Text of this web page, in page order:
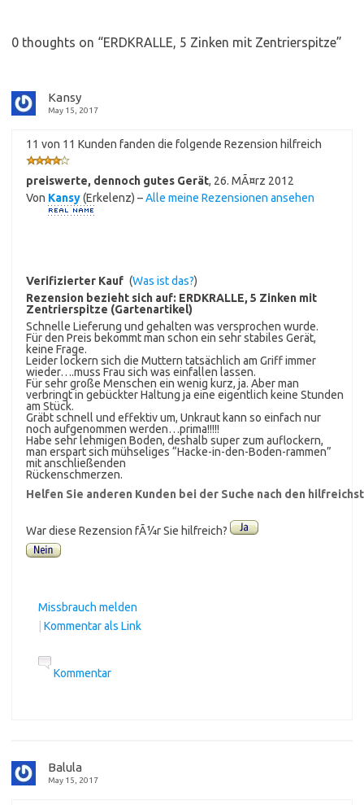
0 thoughts on “ERDKRALLE, 5 Zinken mit Zentrierspitze”
Kansy
May 15, 2017
11 von 11 Kunden fanden die folgende Rezension hilfreich
preiswerte, dennoch gutes Gerät, 26. MÃ¤rz 2012
Von Kansy(Erkelenz) –Alle meine Rezensionen ansehen
Verifizierter Kauf (Was ist das?)
Rezension bezieht sich auf: ERDKRALLE, 5 Zinken mit
Zentrierspitze (Gartenartikel)
Schnelle Lieferung und gehalten was versprochen wurde.
Für den Preis bekommt man schon ein sehr stabiles Gerät,
keine Frage.
Leider lockern sich die Muttern tatsächlich am Griff immer
wieder….muss Frau sich was einfallen lassen.
Für sehr große Menschen ein wenig kurz, ja. Aber man
verbringt in gebückter Haltung ja eine eigentlich keine Stunden
am Stück.
Gräbt schnell und effektiv um, Unkraut kann so einfach nur
noch aufgenommen werden…prima!!!!!
Habe sehr lehmigen Boden, deshalb super zum auflockern,
man erspart sich mühseliges “Hacke-in-den-Boden-rammen”
mit anschließenden
Rückenschmerzen.
Helfen Sie anderen Kunden bei der Suche nach den
War diese Rezension fÃ¼r Sie hilfreich?
Missbrauch melden
Kommentar als Link
Kommentar
Balula
May 15, 2017